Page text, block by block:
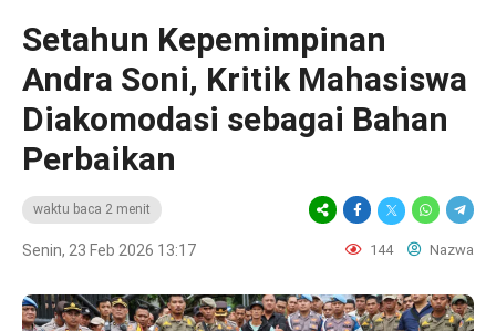
Setahun Kepemimpinan
Andra Soni, Kritik Mahasiswa
Diakomodasi sebagai Bahan
Perbaikan
waktu baca 2 menit
Senin, 23 Feb 2026 13:17 144 Nazwa